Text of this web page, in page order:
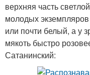
верхняя часть
молодых
или почти белый, а у
мякоть быстро
Сатанинский: